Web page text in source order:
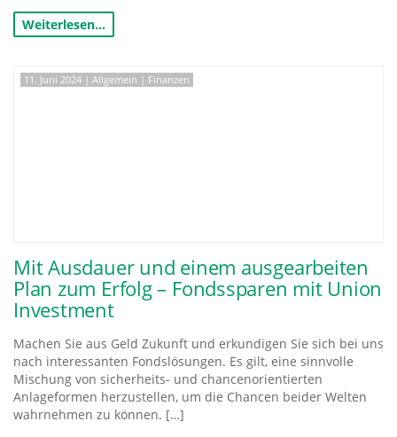
Weiterlesen…
11. Juni 2024 | Allgemein | Finanzen
Mit Ausdauer und einem ausgearbeiten
Plan zum Erfolg – Fondssparen mit Union
Investment
Machen Sie aus Geld Zukunft und erkundigen Sie sich bei uns
nach interessanten Fondslösungen. Es gilt, eine sinnvolle
Mischung von sicherheits- und chancenorientierten
Anlageformen herzustellen, um die Chancen beider Welten
wahrnehmen zu können. […]